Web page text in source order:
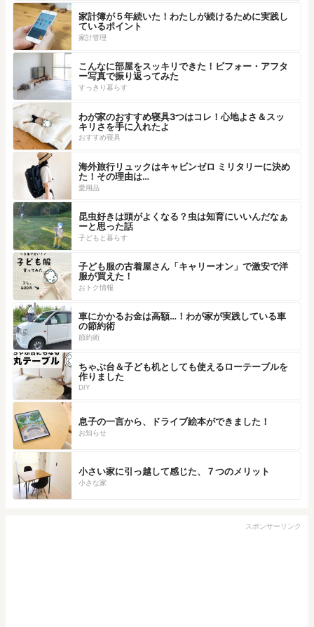
家計簿が５年続いた！わたしが続けるために実践し
ているポイント
家計管理
こんなに部屋をスッキリできた！ビフォー・アフタ
ー写真で振り返ってみた
すっきり暮らす
わが家のおすすめ寝具3つはコレ！心地よさ＆スッ
キリさを手に入れたよ
おすすめ寝具
海外旅行リュックはキャビンゼロ ミリタリーに決め
た！その理由は…
愛用品
昆虫好きは頭がよくなる？虫は知育にいいんだなぁ
ーと思った話
子どもと暮らす
子ども服の古着屋さん「キャリーオン」で激安で洋
服が買えた！
おトク情報
車にかかるお金は高額…！わが家が実践している車
の節約術
節約術
ちゃぶ台＆子ども机としても使えるローテーブルを
作りました
DIY
息子の一言から、ドライブ絵本ができました！
お知らせ
小さい家に引っ越して感じた、７つのメリット
小さな家
スポンサーリンク